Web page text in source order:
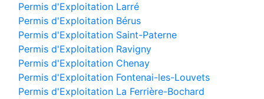
Permis d'Exploitation Larré
Permis d'Exploitation Bérus
Permis d'Exploitation Saint-Paterne
Permis d'Exploitation Ravigny
Permis d'Exploitation Chenay
Permis d'Exploitation Fontenai-les-Louvets
Permis d'Exploitation La Ferrière-Bochard